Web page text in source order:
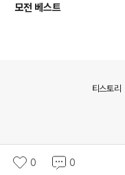
모전 베스트
0 0
티스토리